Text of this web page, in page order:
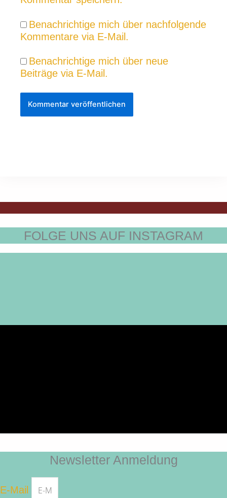
Benachrichtige mich über nachfolgende
Kommentare via E-Mail.
Benachrichtige mich über neue
Beiträge via E-Mail.
FOLGE UNS AUF INSTAGRAM
Newsletter Anmeldung
E-Mail